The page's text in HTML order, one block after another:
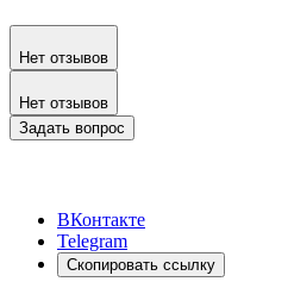
Нет отзывов
Нет отзывов
Задать вопрос
ВКонтакте
Telegram
Скопировать ссылку